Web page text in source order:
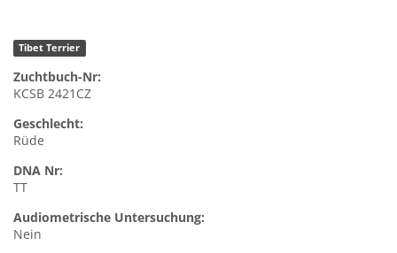
Tibet Terrier
Zuchtbuch-Nr:
KCSB 2421CZ
Geschlecht:
Rüde
DNA Nr:
TT
Audiometrische Untersuchung:
Nein